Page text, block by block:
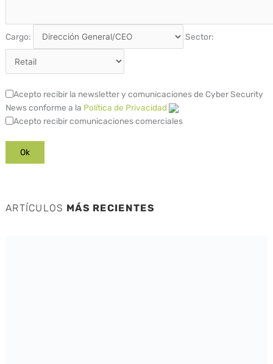
Cargo: Sector:
Acepto recibir la newsletter y comunicaciones de Cyber Security
News conforme a la Política de Privacidad
Acepto recibir comunicaciones comerciales
ARTÍCULOS MÁS RECIENTES